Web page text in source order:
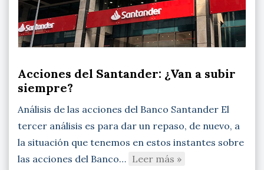
Acciones del Santander: ¿Van a subir
siempre?
Análisis de las acciones del Banco Santander El
tercer análisis es para dar un repaso, de nuevo, a
la situación que tenemos en estos instantes sobre
las acciones del Banco… Leer más »